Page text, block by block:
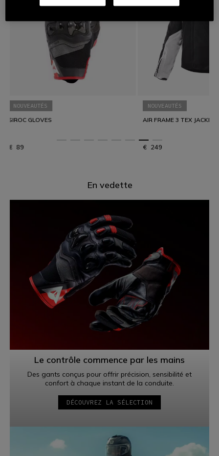
Confort et protection pour parcourir toutes les distances en
DÉCOUVREZ LE TOURING D’ÉTÉ
NOUVEAUTÉS
AIR FRAME 3 TEX JACKET WMN
€ 249
DYED SPEED DEMON
€ 49
En vedette
Le contrôle commence par les mains
Des gants conçus pour offrir précision, sensibilité et
confort à chaque instant de la conduite.
DÉCOUVREZ LA SÉLECTION